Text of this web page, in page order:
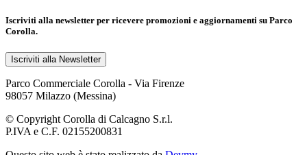
Iscriviti alla newsletter per ricevere promozioni e aggiornamenti su Parco
Corolla.
Iscriviti alla Newsletter
Parco Commerciale Corolla - Via Firenze
98057 Milazzo (Messina)
© Copyright Corolla di Calcagno S.r.l.
P.IVA e C.F. 02155200831